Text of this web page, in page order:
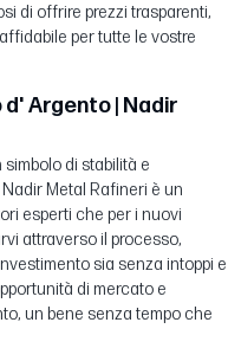
di offrire prezzi trasparenti,
per tutte le vostre
d' Argento | Nadir
di stabilità e
Metal Rafineri è un
esperti che per i nuovi
attraverso il processo,
sia senza intoppi e
di mercato e
un bene senza tempo che